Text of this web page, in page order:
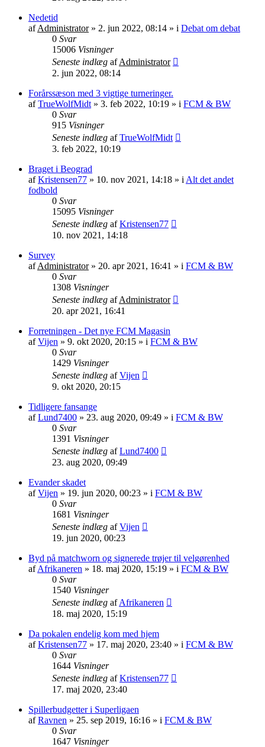
Nedetid
afAdministrator» 2. jun 2022, 08:14 » i Debat om debat
0 Svar
15006 Visninger
Seneste indlæg afAdministrator
2. jun 2022, 08:14
Forårssæson med 3 vigtige turneringer.
afTrueWolfMidt » 3. feb 2022, 10:19 » i FCM & BW
0 Svar
915 Visninger
Seneste indlæg afTrueWolfMidt
3. feb 2022, 10:19
Braget i Beograd
afKristensen77 » 10. nov 2021, 14:18 » i Alt det andet
fodbold
0 Svar
15095 Visninger
Seneste indlæg afKristensen77
10. nov 2021, 14:18
Survey
afAdministrator» 20. apr 2021, 16:41 » i FCM & BW
0 Svar
1308 Visninger
Seneste indlæg afAdministrator
20. apr 2021, 16:41
Forretningen - Det nye FCM Magasin
afVijen » 9. okt 2020, 20:15 » i FCM & BW
0 Svar
1429 Visninger
Seneste indlæg afVijen
9. okt 2020, 20:15
Tidligere fansange
afLund7400 » 23. aug 2020, 09:49 » i FCM & BW
0 Svar
1391 Visninger
Seneste indlæg afLund7400
23. aug 2020, 09:49
Evander skadet
afVijen » 19. jun 2020, 00:23 » i FCM & BW
0 Svar
1681 Visninger
Seneste indlæg afVijen
19. jun 2020, 00:23
Byd på matchworn og signerede trøjer til velgørenhed
afAfrikaneren » 18. maj 2020, 15:19 » i FCM & BW
0 Svar
1540 Visninger
Seneste indlæg afAfrikaneren
18. maj 2020, 15:19
Da pokalen endelig kom med hjem
afKristensen77 » 17. maj 2020, 23:40 » i FCM & BW
0 Svar
1644 Visninger
Seneste indlæg afKristensen77
17. maj 2020, 23:40
Spillerbudgetter i Superligaen
afRavnen » 25. sep 2019, 16:16 » i FCM & BW
0 Svar
1647 Visninger